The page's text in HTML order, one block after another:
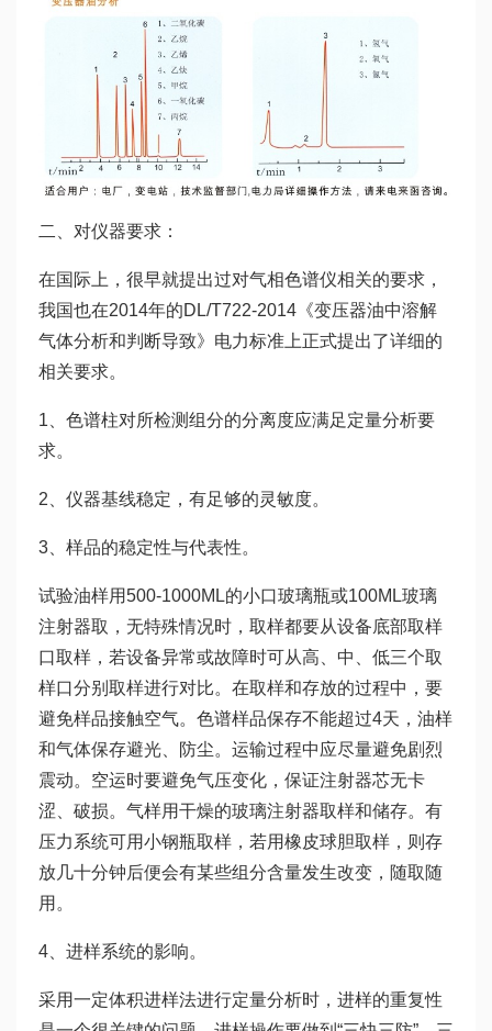
二、对仪器要求：
在国际上，很早就提出过对气相色谱仪相关的要求，
我国也在2014年的DL/T722-2014《变压器油中溶解
气体分析和判断导致》电力标准上正式提出了详细的
相关要求。
1、色谱柱对所检测组分的分离度应满足定量分析要
求。
2、仪器基线稳定，有足够的灵敏度。
3、样品的稳定性与代表性。
试验油样用500-1000ML的小口玻璃瓶或100ML玻璃
注射器取，无特殊情况时，取样都要从设备底部取样
口取样，若设备异常或故障时可从高、中、低三个取
样口分别取样进行对比。在取样和存放的过程中，要
避免样品接触空气。色谱样品保存不能超过4天，油样
和气体保存避光、防尘。运输过程中应尽量避免剧烈
震动。空运时要避免气压变化，保证注射器芯无卡
涩、破损。气样用干燥的玻璃注射器取样和储存。有
压力系统可用小钢瓶取样，若用橡皮球胆取样，则存
放几十分钟后便会有某些组分含量发生改变，随取随
用。
4、进样系统的影响。
采用一定体积进样法进行定量分析时，进样的重复性